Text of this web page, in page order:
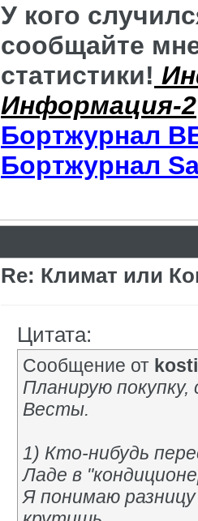
У кого
сообщайте
статистики!
Информация-2
Бортжурнал
Бортжурнал
Re: Климат или
Цитата:
Сообщение от
Планирую
Весты.
1) Кто-нибудь
Ладе в
Я понимаю